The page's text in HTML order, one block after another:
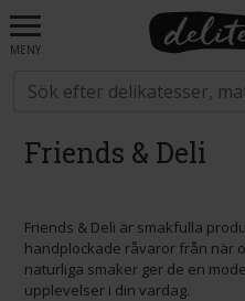
MENY
Friends & Deli
Friends & Deli är smakfulla
handplockade råvaror från när
naturliga smaker ger de en
upplevelser i din vardag.